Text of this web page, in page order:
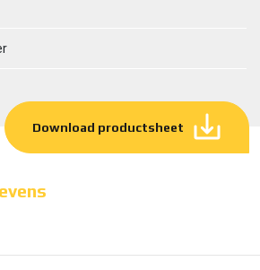
Download productsheet